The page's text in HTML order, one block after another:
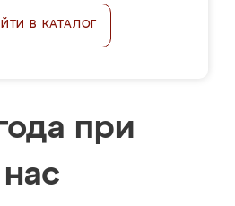
В КАТАЛОГ
при